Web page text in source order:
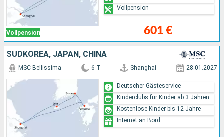
Vollpension 601 €
Vollpension
SÜDKOREA, JAPAN, CHINA
MSC Bellissima 6 T Shanghai 28.01.2027
Deutscher Gästeservice
Kinderclubs für Kinder ab 3 Jahren
Kostenlose Kinder bis 12 Jahre
Internet an Bord